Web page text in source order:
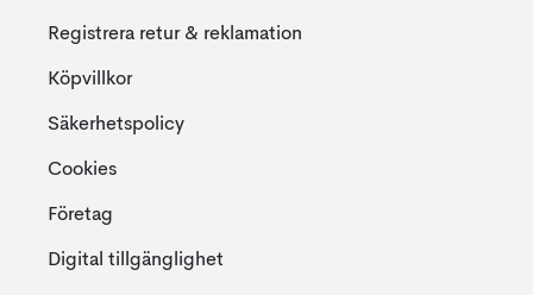
Registrera retur & reklamation
Köpvillkor
Säkerhetspolicy
Cookies
Företag
Digital tillgänglighet